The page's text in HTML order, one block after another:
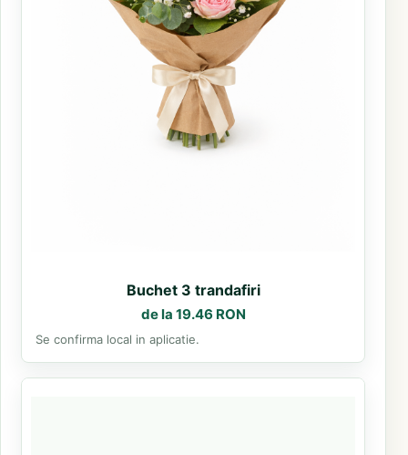
Buchet 3 trandafiri
de la 19.46 RON
Se confirma local in aplicatie.